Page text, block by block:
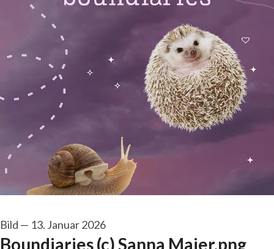
Bild — 13. Januar 2026
Boundiaries (c) Sanna Maier.png